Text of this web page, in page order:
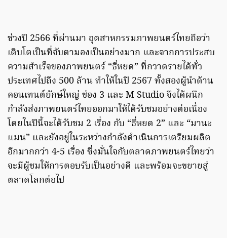
ช่วงปี 2566 ที่ผ่านมา อุตสาหกรรมภาพยนตร์ไทยถือว่า
เติบโตเป็นที่จับตามองเป็นอย่างมาก และจากการประสบ
ความสำเร็จของภาพยนตร์ “ธี่หยด” ที่กวาดรายได้ทั่ว
ประเทศไปถึง 500 ล้าน ทำให้ในปี 2567 ทั้งสองผู้นำด้าน
คอนเทนต์ยักษ์ใหญ่ ช่อง 3 และ M Studio จึงได้ผนึก
กำลังส่งภาพยนตร์ไทยออกมาให้ได้รับชมอย่างต่อเนื่อง
โดยในปีนี้จะได้รับชม 2 เรื่อง กับ “ธี่หยด 2” และ “มานะ
แมน” และยังอยู่ในระหว่างกำลังดำเนินการเตรียมผลิต
อีกมากกว่า 4-5 เรื่อง ซึ่งมั่นใจกับตลาดภาพยนตร์ไทยว่า
จะมีผู้ชมให้การตอบรับเป็นอย่างดี และพร้อมจะขยายสู่
ตลาดโลกต่อไป